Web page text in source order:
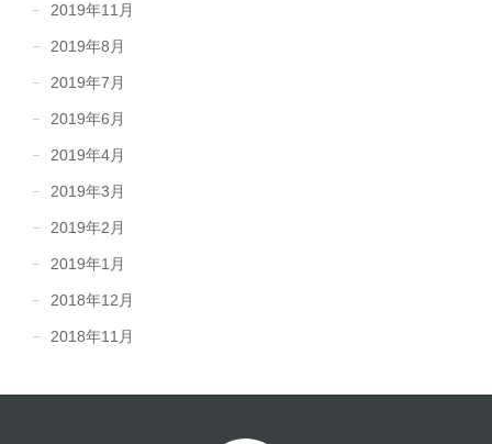
2019年11月
2019年8月
2019年7月
2019年6月
2019年4月
2019年3月
2019年2月
2019年1月
2018年12月
2018年11月